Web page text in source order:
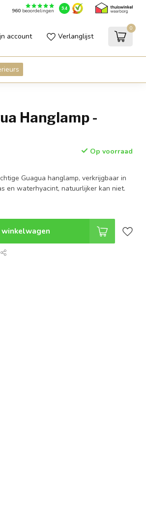
960beoordelingen 9.4
account Verlanglijst
0
Hanglamp -
Op voorraad
Guagua hanglamp, verkrijgbaar in
en waterhyacint, natuurlijker kan niet.